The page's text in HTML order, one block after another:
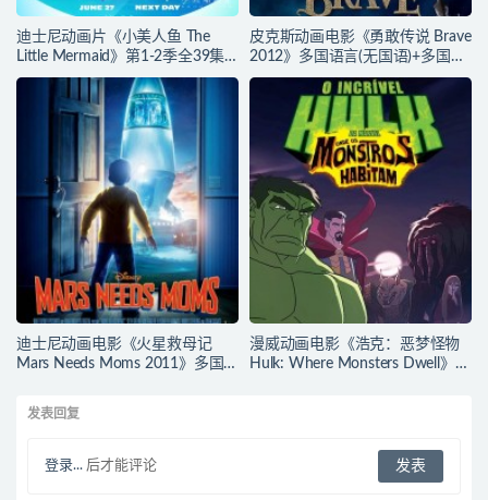
迪士尼动画片《小美人鱼 The
Little Mermaid》第1-2季全39集
多国语言(含国语)+英文字幕 官方
纯净收藏版 720P/MKV/37G 动画
片小美人鱼下载
皮克斯动画电影《勇敢传说 Brave
2012》多国语言(无国语)+多国字
幕(含中文) 官方纯净收藏版
720P/MKV/2.43G 动画片勇敢传
说下载
迪士尼动画电影《火星救母记
Mars Needs Moms 2011》多国
官方纯净收藏版
720P/MKV/3.89G 动画片下载
漫威动画电影《浩克：恶梦怪物
Hulk: Where Monsters Dwell》多
发表回复
登录... 后才能评论